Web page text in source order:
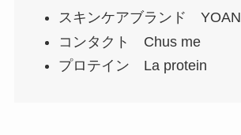
スキンケアブランド YOAN
コンタクト Chus me
プロテイン La protein